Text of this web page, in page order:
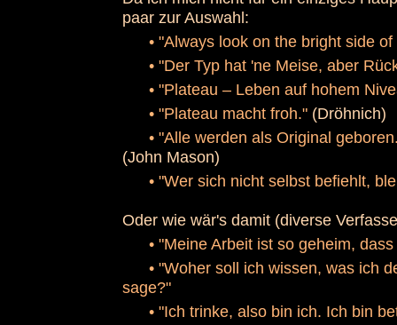
paar zur Auswahl:
• "Always look on the bright side
• "Der Typ hat 'ne Meise, aber
• "Plateau – Leben auf hohem
• "Plateau macht froh." (Dröhnich)
• "Alle werden als Original
(John Mason)
• "Wer sich nicht selbst befiehlt,
Oder wie wär's damit (diverse
• "Meine Arbeit ist so geheim,
• "Woher soll ich wissen, was ich
sage?"
• "Ich trinke, also bin ich. Ich bin